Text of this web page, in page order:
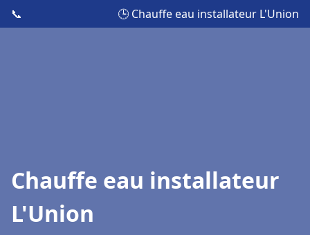
📞 🕒 Chauffe eau installateur L'Union
Chauffe eau installateur
L'Union